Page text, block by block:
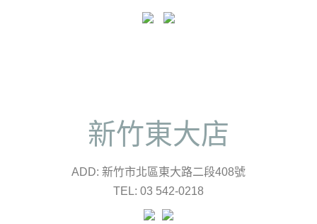
新竹東大店
ADD: 新竹市北區東大路二段408號
TEL: 03 542-0218